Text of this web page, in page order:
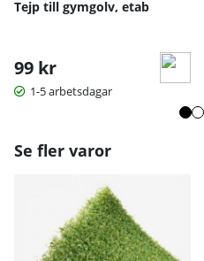
Tejp till gymgolv, etab
99 kr
1-5 arbetsdagar
Se fler varor